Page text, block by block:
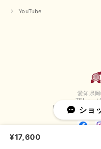
毎回迅速に発送して頂きありがと
だける商品を見つけて
のご来店お待ちしてお
2025/03/13
YouTube
愛知県
TEL：
E-mail：
¥17,600
ショ